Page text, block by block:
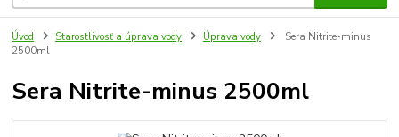
Úvod Starostlivosť a úprava vody Úprava vody
Sera Nitrite-minus
2500ml
Sera Nitrite-minus 2500ml